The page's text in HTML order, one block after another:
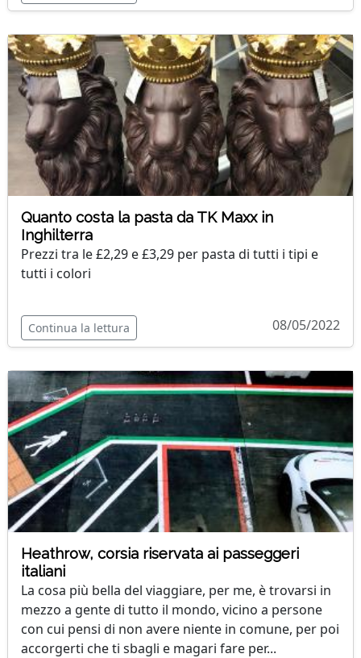
Quanto costa la pasta da TK Maxx in
Inghilterra
Prezzi tra le £2,29 e £3,29 per pasta di tutti i tipi e
tutti i colori
Continua la lettura 08/05/2022
Heathrow, corsia riservata ai passeggeri
italiani
La cosa più bella del viaggiare, per me, è trovarsi in
mezzo a gente di tutto il mondo, vicino a persone
con cui pensi di non avere niente in comune, per poi
accorgerti che ti sbagli e magari fare per...